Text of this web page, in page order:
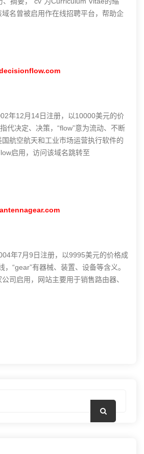
名曾被启用作在线招聘平台，帮助企
年12月14日注册，以10000美元的价
代决定、决策，“flow”意为流动、不断
航空航天和工业市场运营执行软件的
启用，访问该域名跳转至
antennagear.com
年7月9日注册，以9995美元的价格成
，“gear”有器械、装置、设备等含义。
司启用，网站主要用于销售路由器、